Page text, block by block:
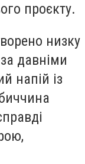
проєкту.
низку
давніми
напій із